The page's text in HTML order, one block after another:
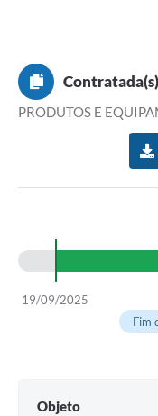
Plano Diretor
Planejamento e
LDO
Licitações
Sala Mineira do
Organizações da
Turismo
Horário - Linhas
Emissão de Contracheque
PRODUTOS E
19/09/2025
Fim
Objeto